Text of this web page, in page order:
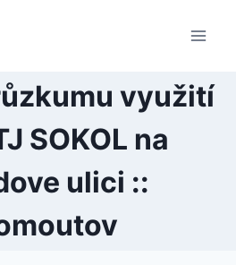
využití
SOKOL na
ulici ::